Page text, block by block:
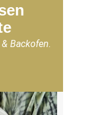
Backofen.